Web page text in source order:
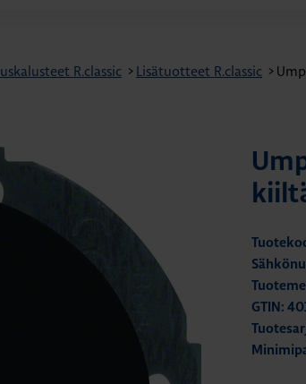
R.classic > Lisätuotteet R.classic >
GTIN: